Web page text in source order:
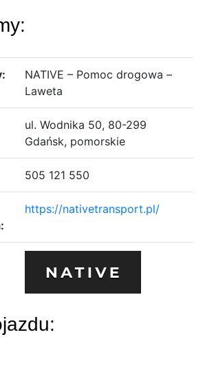
NATIVE – Pomoc drogowa –
Laweta
ul. Wodnika 50, 80-299
Gdańsk, pomorskie
505 121 550
https://nativetransport.pl/